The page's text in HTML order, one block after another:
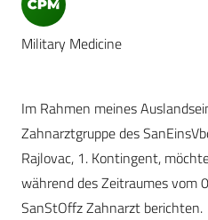
Military Medicine
Im Rahmen meines
Zahnarztgruppe des
Rajlovac, 1. Kontingent,
während des Zeitraumes vom
SanStOffz Zahnarzt berichten.